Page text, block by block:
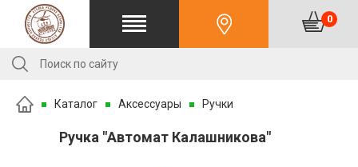
0
Каталог Аксессуары Ручки
Ручка "Автомат Калашникова"